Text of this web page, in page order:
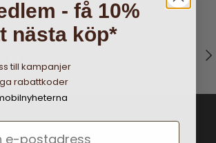
- få 10%
nästa köp*
till kampanjer
rabattkoder